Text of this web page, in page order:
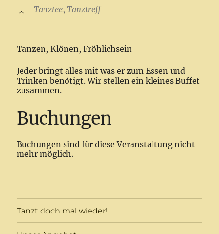
Tanztee,Tanztreff
Tanzen, Klönen, Fröhlichsein
Jeder bringt alles mit was er zum Essen und
Trinken benötigt. Wir stellen ein kleines Buffet
zusammen.
Buchungen
Buchungen sind für diese Veranstaltung nicht
mehr möglich.
Tanzt doch mal wieder!